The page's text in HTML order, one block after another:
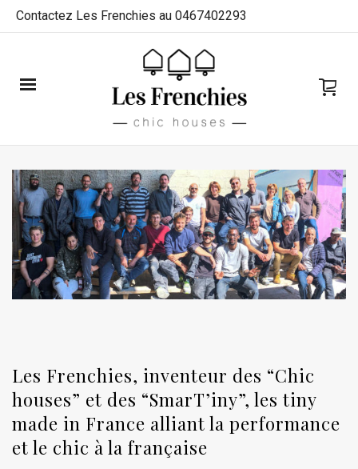
Contactez Les Frenchies au 0467402293
Les Frenchies, inventeur des “Chic
houses” et des “SmarT’iny”, les tiny
made in France alliant la performance
et le chic à la française